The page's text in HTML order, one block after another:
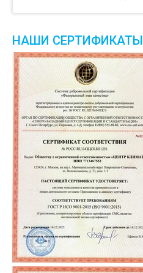
НАШИ СЕРТИФИКАТЫ